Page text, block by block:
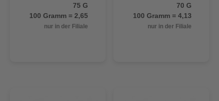
75 G
100 Gramm = 2,65
nur in der Filiale
70 G
100 Gramm = 4,13
nur in der Filiale